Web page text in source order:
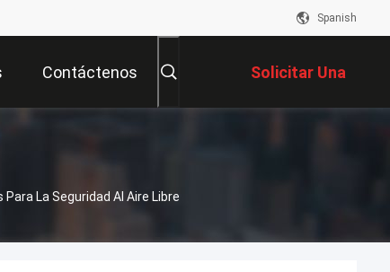
Spanish
Contáctenos Solicitar Una
Cotización
La Seguridad Al Aire Libre